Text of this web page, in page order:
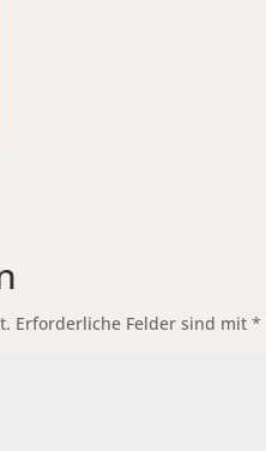
Erforderliche Felder sind mit*